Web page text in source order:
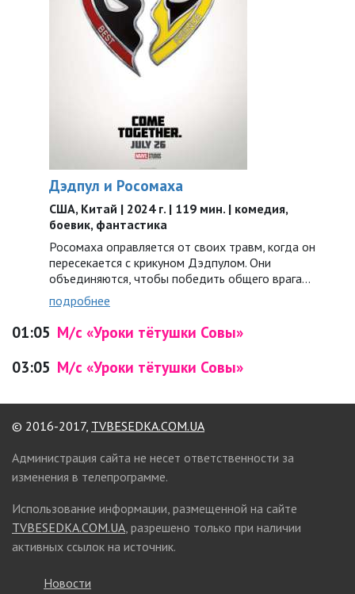
Дэдпул и Росомаха
США, Китай | 2024 г. | 119 мин. | комедия,
боевик, фантастика
Росомаха оправляется от своих травм, когда он
пересекается с крикуном Дэдпулом. Они
объединяются, чтобы победить общего врага…
подробнее
01:05 М/с «Уроки тётушки Совы»
03:05 М/с «Уроки тётушки Совы»
© 2016-2017, TVBESEDKA.COM.UA
Администрация сайта не несет ответственности за
изменения в телепрограмме.
Использование информации, размещенной на сайте
TVBESEDKA.COM.UA, разрешено только при наличии
активных ссылок на источник.
Новости